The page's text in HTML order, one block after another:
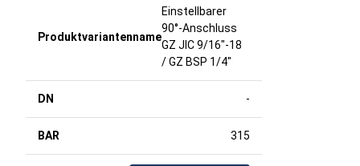
Einstellbarer
90°-Anschluss
GZ JIC 9/16"-18
/ GZ BSP 1/4"
-
315